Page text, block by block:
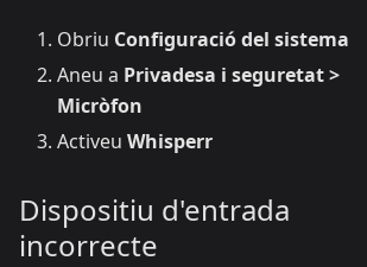
Obriu Configuració del sistema
Aneu a Privadesa i seguretat >
Micròfon
Activeu Whisperr
Dispositiu d'entrada
incorrecte